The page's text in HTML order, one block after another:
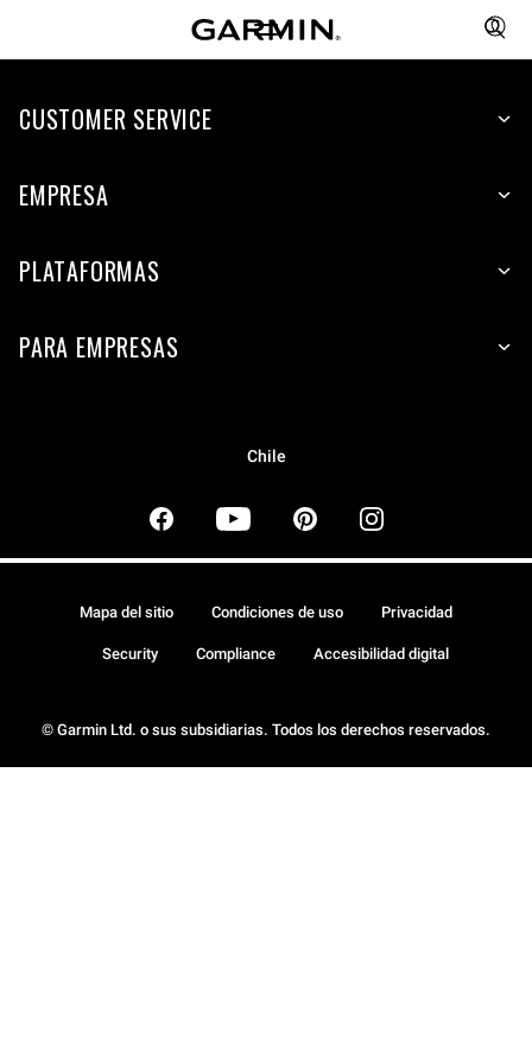
CUSTOMER SERVICE
EMPRESA
PLATAFORMAS
PARA EMPRESAS
Chile
© Garmin Ltd. o sus subsidiarias. Todos los derechos reservados.
Mapa del sitio Condiciones de uso Privacidad
Security Compliance Accesibilidad digital